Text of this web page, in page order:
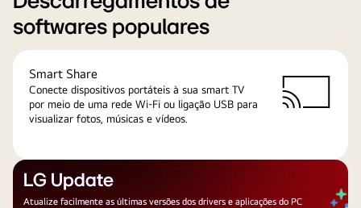
softwares populares
Smart Share
Conecte dispositivos portáteis à sua smart TV
por meio de uma rede Wi-Fi ou ligação USB para
visualizar fotos, músicas e vídeos.
LG Update
Atualize facilmente as últimas versões dos drivers e aplicações do PC